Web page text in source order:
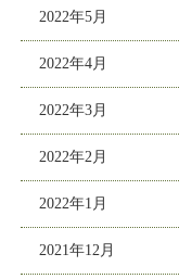
2022年5月
2022年4月
2022年3月
2022年2月
2022年1月
2021年12月